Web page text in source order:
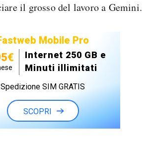
il grosso del lavoro a Gemini.
Mobile Pro
Internet 250 GB e
Minuti illimitati
Spedizione SIM GRATIS
SCOPRI